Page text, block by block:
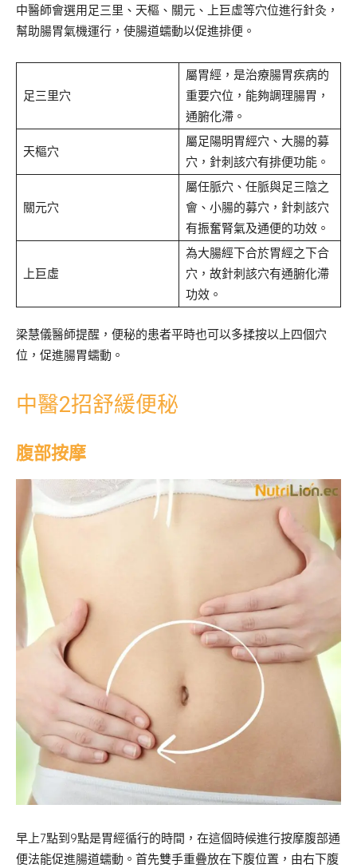
中醫師會選用足三里、天樞、關元、上巨虛等穴位進行針灸，
幫助腸胃氣機運行，使腸道蠕動以促進排便。
足三里穴
屬胃經，是治療腸胃疾病的
重要穴位，能夠調理腸胃，
通腑化滯。
天樞穴
屬足陽明胃經穴、大腸的募
穴，針刺該穴有排便功能。
關元穴
屬任脈穴、任脈與足三陰之
會、小腸的募穴，針刺該穴
有振奮腎氣及通便的功效。
上巨虛
為大腸經下合於胃經之下合
穴，故針刺該穴有通腑化滯
功效。
梁慧儀醫師提醒，便秘的患者平時也可以多揉按以上四個穴
位，促進腸胃蠕動。
中醫2招舒緩便秘
腹部按摩
早上7點到9點是胃經循行的時間，在這個時候進行按摩腹部通
便法能促進腸道蠕動。首先雙手重疊放在下腹位置，由右下腹